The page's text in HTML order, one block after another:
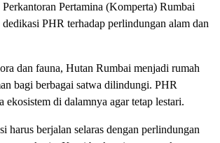
Pertamina (Komperta) Rumbai
PHR terhadap perlindungan alam dan
dan fauna, Hutan Rumbai menjadi rumah
bagi berbagai satwa dilindungi. PHR
ekosistem di dalamnya agar tetap lestari.
harus berjalan selaras dengan perlindungan